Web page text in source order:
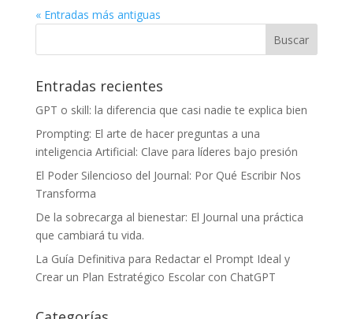
« Entradas más antiguas
Entradas recientes
GPT o skill: la diferencia que casi nadie te explica bien
Prompting: El arte de hacer preguntas a una
inteligencia Artificial: Clave para líderes bajo presión
El Poder Silencioso del Journal: Por Qué Escribir Nos
Transforma
De la sobrecarga al bienestar: El Journal una práctica
que cambiará tu vida.
La Guía Definitiva para Redactar el Prompt Ideal y
Crear un Plan Estratégico Escolar con ChatGPT